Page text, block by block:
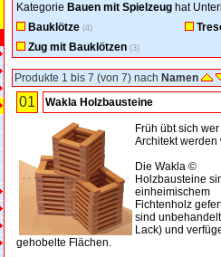
Kategorie Bauen mit Spielzeug hat
Bauklötze (4)
Zug mit Bauklötzen (3)
Produkte 1 bis 7 (von 7) nach Namen
01 Wakla Holzbausteine
Früh übt sich
Architekt werden
Die Wakla ©
Holzbausteine
einheimischem
Fichtenholz
sind
Lack) und
gehobelte Flächen.